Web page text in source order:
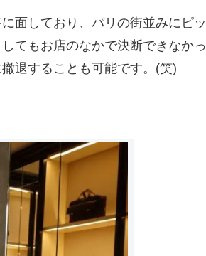
面しており、パリの街並みにピッ
てもお店のなかで決断できなかっ
退することも可能です。(笑)